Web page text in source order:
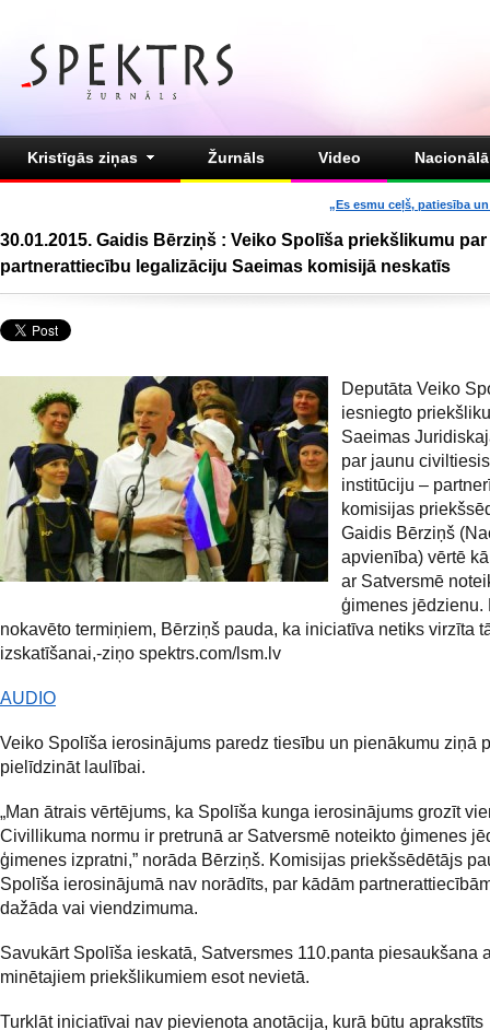
Kristīgās ziņas Žurnāls Video
„Es esmu ceļš, patiesība
30.01.2015. Gaidis Bērziņš : Veiko Spolīša priekšlikumu par
partnerattiecību legalizāciju Saeimas komisijā neskatīs
Deputāta Veiko
iesniegto
Saeimas
par jaunu
institūciju –
komisijas
Gaidis Bērziņš
apvienība) vērtē
ar Satversmē
ģimenes jēdzienu.
nokavēto termiņiem, Bērziņš pauda, ka iniciatīva netiks virzīta
izskatīšanai,-ziņo spektrs.com/lsm.lv
AUDIO
Veiko Spolīša ierosinājums paredz tiesību un pienākumu ziņā
pielīdzināt laulībai.
„Man ātrais vērtējums, ka Spolīša kunga ierosinājums grozīt
Civillikuma normu ir pretrunā ar Satversmē noteikto ģimenes
ģimenes izpratni,” norāda Bērziņš. Komisijas priekšsēdētājs
Spolīša ierosinājumā nav norādīts, par kādām
dažāda vai viendzimuma.
Savukārt Spolīša ieskatā, Satversmes 110.panta piesaukšana
minētajiem priekšlikumiem esot nevietā.
Turklāt iniciatīvai nav pievienota anotācija, kurā būtu aprakstīts